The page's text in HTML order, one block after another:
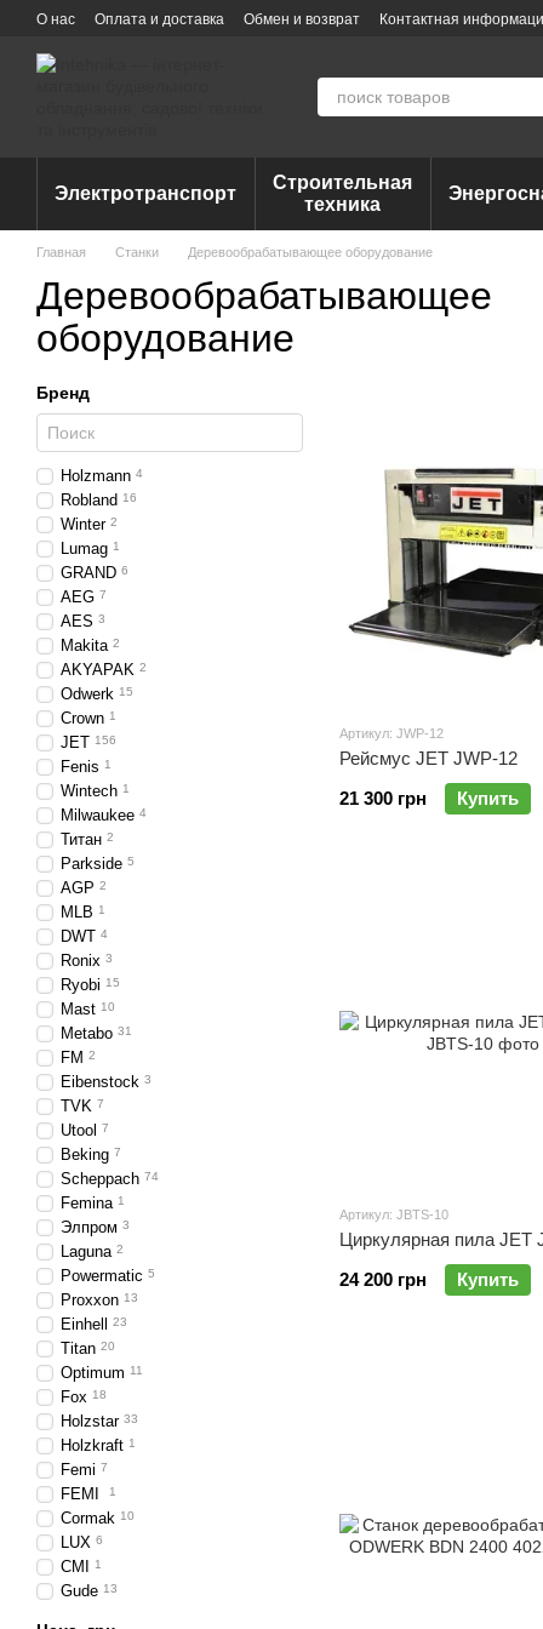
Перейти к основному контенту
О нас Оплата и доставка Обмен и возврат Контактная
Электротранспорт
Строительная
техника
Главная Станки Деревообрабатывающее оборудование
Деревообрабатывающее
оборудование
Артикул: JWP-12
Рейсмус JET JWP-12
21 300 грн
Купить
Артикул: JBTS-10
Циркулярная пила JET
24 200 грн
Купить
Бренд
Holzmann 4
Robland 16
Winter 2
Lumag 1
GRAND 6
AEG 7
AES 3
Makita 2
AKYAPAK 2
Odwerk 15
Crown 1
JET 156
Fenis 1
Wintech 1
Milwaukee 4
Титан 2
Parkside 5
AGP 2
MLB 1
DWT 4
Ronix 3
Ryobi 15
Mast 10
Metabo 31
FM 2
Eibenstock 3
TVK 7
Utool 7
Beking 7
Scheppach 74
Femina 1
Элпром 3
Laguna 2
Powermatic 5
Proxxon 13
Einhell 23
Titan 20
Optimum 11
Fox 18
Holzstar 33
Holzkraft 1
Femi 7
FEMI 1
Cormak 10
LUX 6
CMI 1
Gude 13